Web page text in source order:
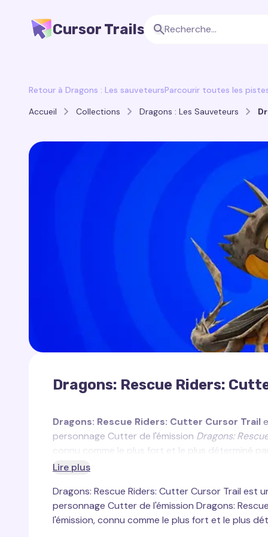
Cursor Trails
Retour à Dragons : Les sauveteursParcourir toutes les
Accueil
Collections Dragons : Les Sauveteurs
Dragons: Rescue Riders:
Dragons: Rescue Riders: Cutter Cursor Trail
personnage Cutter de l'émission Dragons:
connu comme le plus fort et le plus déterminé
cornes acérées, ce qui rend son apparence
Ce traceur de curseur personnalisé pour Cutter
représente Cutter avec ses ailes puissantes et
et courageux. Les couleurs vives et le design
Lire plus
Dragons: Rescue Riders: Cutter Cursor Trail est
personnage Cutter de l'émission Dragons:
l'émission, connu comme le plus fort et le plus